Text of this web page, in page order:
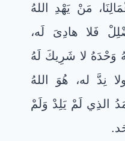
مَنْ يَهْدِ اللهُ
فَلا هادِىَ لَه،
وَحْدَهُ لا شَرِيكَ لَهُ
نِدَّ له، هُوَ اللهُ
الذِي لَمْ يَلِدْ وَلَمْ